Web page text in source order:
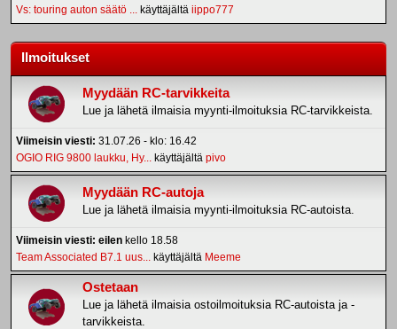
Vs: touring auton säätö ... käyttäjältä iippo777
Ilmoitukset
Myydään RC-tarvikkeita
Lue ja lähetä ilmaisia myynti-ilmoituksia RC-tarvikkeista.
Viimeisin viesti: 31.07.26 - klo: 16.42
OGIO RIG 9800 laukku, Hy... käyttäjältä pivo
Myydään RC-autoja
Lue ja lähetä ilmaisia myynti-ilmoituksia RC-autoista.
Viimeisin viesti: eilen kello 18.58
Team Associated B7.1 uus... käyttäjältä Meeme
Ostetaan
Lue ja lähetä ilmaisia ostoilmoituksia RC-autoista ja -
tarvikkeista.